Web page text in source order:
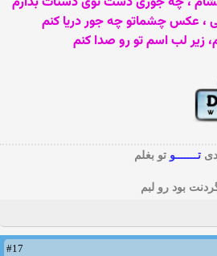
، عکس چشماتو چه جور دریا کنم
زیر لب اسم تو رو صدا کنم
تـــــــوتو بغلم
بود رو لبم
#17